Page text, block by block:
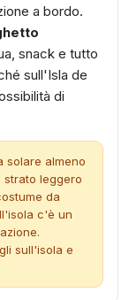
a bordo.
snack e tutto
sull'Isla de
di
solare almeno
strato leggero
da
c'è un
sull'isola e